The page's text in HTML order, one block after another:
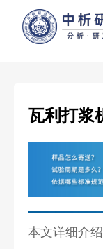
瓦利打浆
本文详细介